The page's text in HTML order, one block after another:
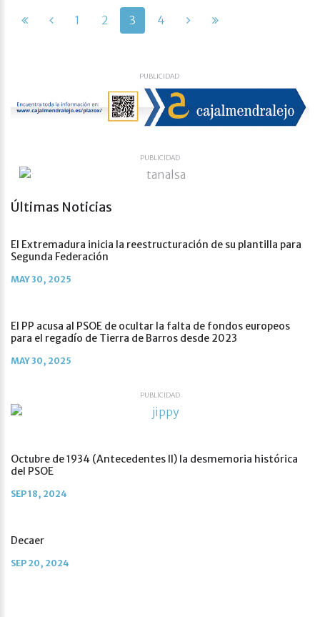
1 2 3 4
PUBLICIDAD
PUBLICIDAD
Últimas Noticias
El Extremadura inicia la reestructuración de su plantilla para
Segunda Federación
MAY 30, 2025
El PP acusa al PSOE de ocultar la falta de fondos europeos
para el regadío de Tierra de Barros desde 2023
MAY 30, 2025
PUBLICIDAD
Octubre de 1934 (Antecedentes II) la desmemoria histórica
del PSOE
SEP 18, 2024
Decaer
SEP 20, 2024